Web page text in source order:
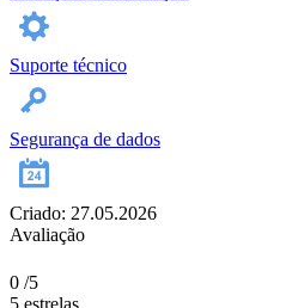
Suporte técnico
Segurança de dados
Criado: 27.05.2026
Avaliação
0 /5